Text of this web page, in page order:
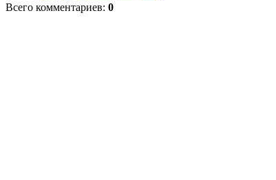
Всего комментариев: 0